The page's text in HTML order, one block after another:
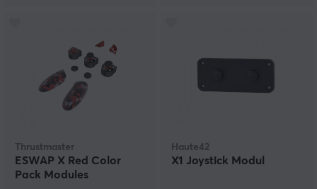
Thrustmaster
ESWAP X Red Color
Pack Modules
Haute42
X1 Joystick Modul